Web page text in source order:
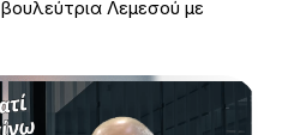
Λεμεσού με